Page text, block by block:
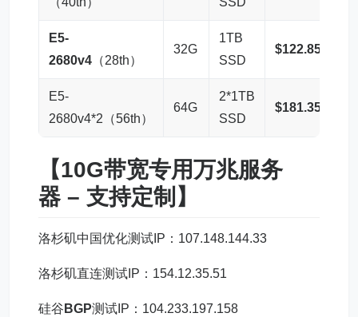
E5-
2680v4 （28th）
32G
1TB
SSD
$122.85 – 购
E5-
2680v4*2（56th）
64G
2*1TB
SSD
$181.35 – 购
【10G带宽专用万兆服务
器– 支持定制】
洛杉矶中国优化测试IP：107.148.144.33
洛杉矶直连测试IP：154.12.35.51
硅谷 BGP测试IP：104.233.197.158